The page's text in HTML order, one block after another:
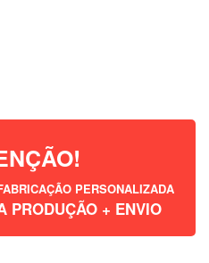
PERSONALIZADA
PRODUÇÃO + ENVIO